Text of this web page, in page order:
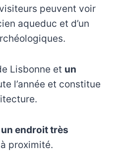
peuvent voir
aqueduc et d’un
Lisbonne et un
l’année et constitue
endroit très
proximité.